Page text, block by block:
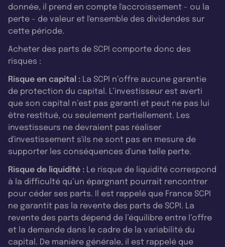
donnée, il prend en compte l'accroissement - ou la
perte - de valeur et l'ensemble des dividendes sur
cette période.
Acheter des parts de SCPI comporte donc des
risques :
Risque en capital : La SCPI n’offre aucune garantie
de protection du capital. L’investisseur est averti
que son capital n’est pas garanti et peut ne pas lui
être restitué, ou seulement partiellement. Les
investisseurs ne devraient pas réaliser
d'investissement s'ils ne sont pas en mesure de
supporter les conséquences d'une telle perte.
Risque de liquidité : Le risque de liquidité correspond
à la difficulté qu’un épargnant pourrait rencontrer
pour céder ses parts. Il est rappelé que France SCPI
ne garantit pas la revente des parts de SCPI. La
revente des parts dépend de l’équilibre entre l’offre
et la demande dans le cadre de la variabilité du
capital. De manière générale, il est rappelé que